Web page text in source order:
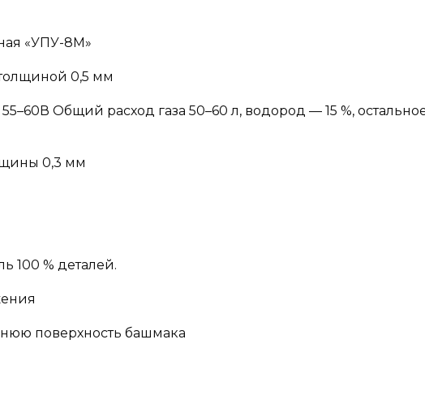
«УПУ-8М»
0,5 мм
Общий расход газа 50–60 л, водород — 15 %,
0,3 мм
100 % деталей.
поверхность башмака